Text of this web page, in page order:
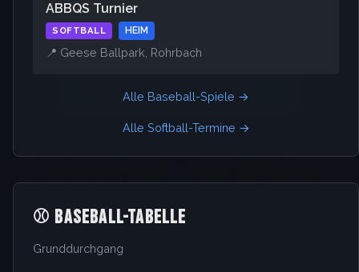
ABBQS Turnier
SOFTBALL HEIM
📍 Geese Ballpark, Rohrbach
Alle Baseball-Spiele →
Alle Softball-Termine →
⚾ BASEBALL-TABELLE
Grunddurchgang